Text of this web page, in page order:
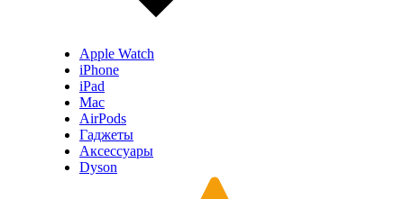
Apple Watch
iPhone
iPad
Mac
AirPods
Гаджеты
Аксессуары
Dyson